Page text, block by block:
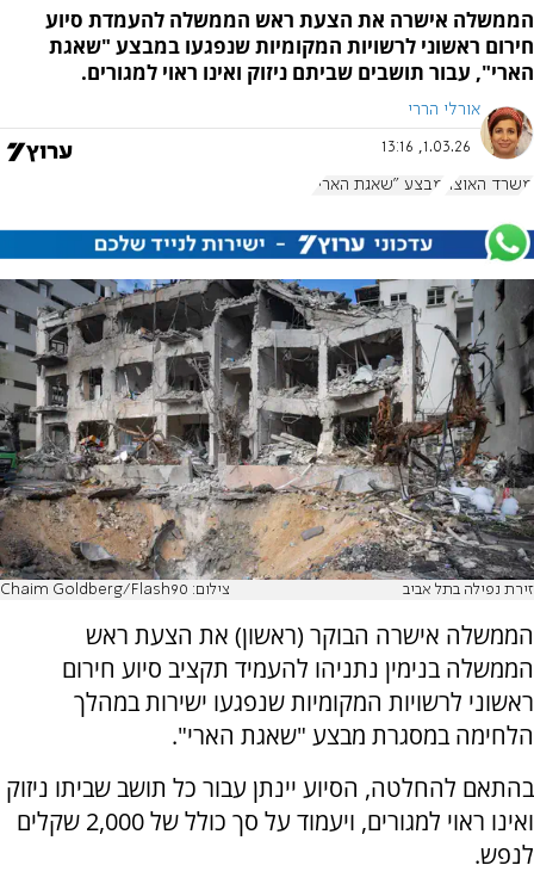
הממשלה אישרה את הצעת ראש הממשלה להעמדת סיוע
חירום ראשוני לרשויות המקומיות שנפגעו במבצע "שאגת
הארי", עבור תושבים שביתם ניזוק ואינו ראוי למגורים.
אורלי הררי
1.03.26, 13:16
משרד האוצר מבצע "שאגת הארי"
זירת נפילה בתל אביב צילום: Chaim Goldberg/Flash90
הממשלה אישרה הבוקר (ראשון) את הצעת ראש
הממשלה בנימין נתניהו להעמיד תקציב סיוע חירום
ראשוני לרשויות המקומיות שנפגעו ישירות במהלך
הלחימה במסגרת מבצע "שאגת הארי".
בהתאם להחלטה, הסיוע יינתן עבור כל תושב שביתו ניזוק
ואינו ראוי למגורים, ויעמוד על סך כולל של 2,000 שקלים
לנפש.